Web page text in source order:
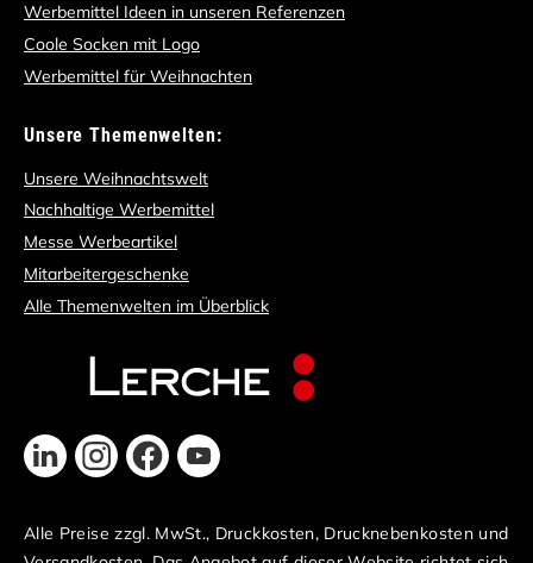
Werbemittel Ideen in unseren Referenzen
Coole Socken mit Logo
Werbemittel für Weihnachten
Unsere Themenwelten:
Unsere Weihnachtswelt
Nachhaltige Werbemittel
Messe Werbeartikel
Mitarbeitergeschenke
Alle Themenwelten im Überblick
Alle Preise zzgl. MwSt., Druckkosten, Drucknebenkosten und